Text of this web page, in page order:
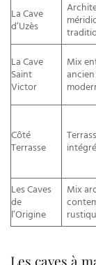
La Cave
d’Uzès
La Cave
Saint
Victor
Mix
Côté
Terrasse
Les Caves
de
l’Origine
Mix
Les caves à